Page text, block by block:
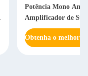
Potência Mono Amp
Amplificador de
Obtenha o melhor